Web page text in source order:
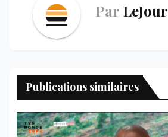
Par LeJour
Publications similaires